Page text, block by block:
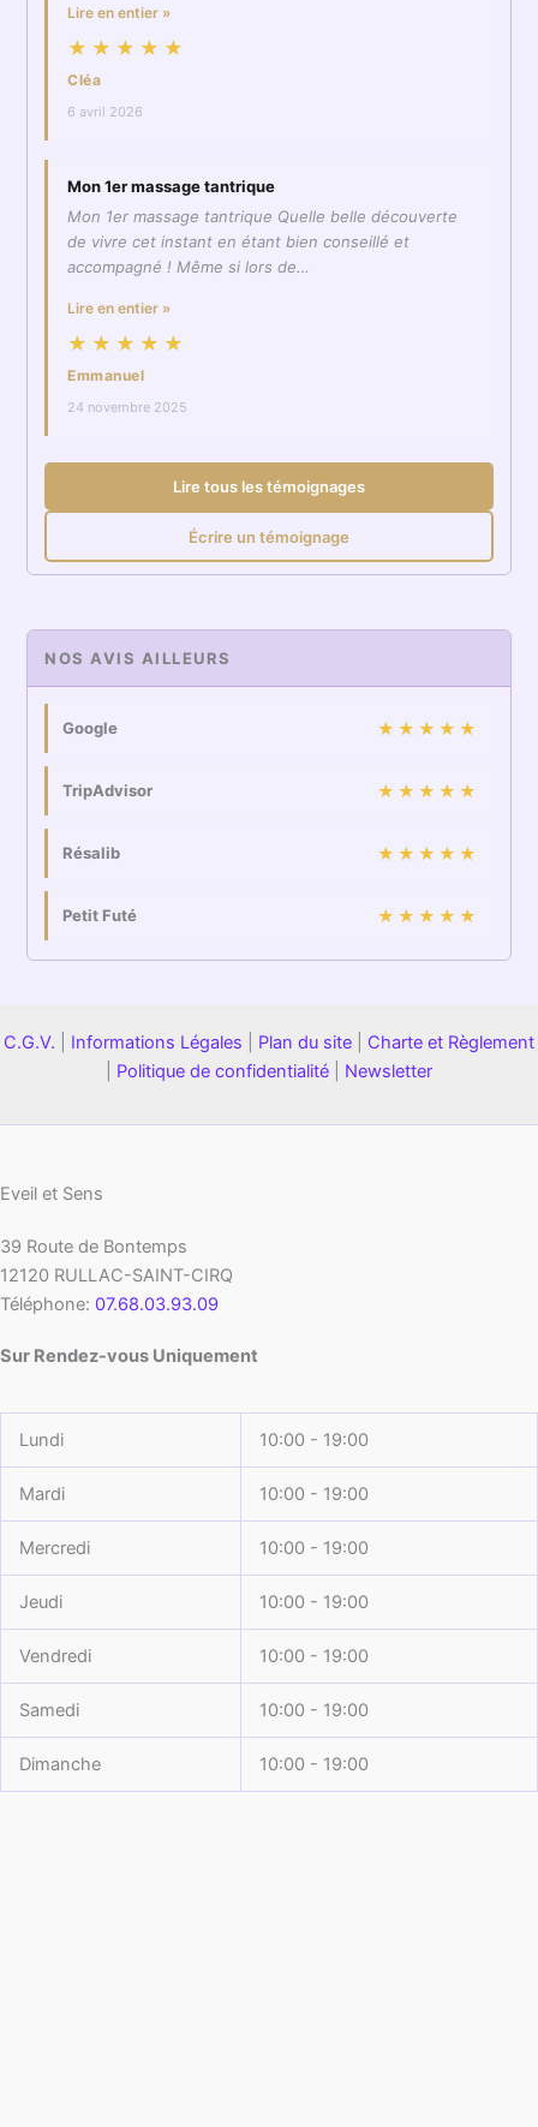
Lire en entier »
★★★★★
Cléa
6 avril 2026
Mon 1er massage tantrique
Mon 1er massage tantrique Quelle belle découverte
de vivre cet instant en étant bien conseillé et
accompagné ! Même si lors de…
Lire en entier »
★★★★★
Emmanuel
24 novembre 2025
Lire tous les témoignages
Écrire un témoignage
NOS AVIS AILLEURS
Google ★★★★★
TripAdvisor ★★★★★
Résalib ★★★★★
Petit Futé ★★★★★
C.G.V. Informations Légales Plan du site
Charte et Règlement
Politique de confidentialité Newsletter
Eveil et Sens
39 Route de Bontemps
12120 RULLAC-SAINT-CIRQ
Téléphone: 07.68.03.93.09
Sur Rendez-vous Uniquement
Lundi 10:00 - 19:00
Mardi 10:00 - 19:00
Mercredi 10:00 - 19:00
Jeudi 10:00 - 19:00
Vendredi 10:00 - 19:00
Samedi 10:00 - 19:00
Dimanche 10:00 - 19:00